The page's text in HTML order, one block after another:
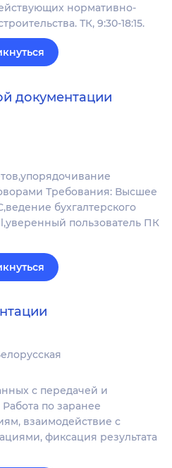
нормативно-
ТК, 9:30-18:15.
документации
Требования: Высшее
бухгалтерского
пользователь ПК
с передачей и
по заранее
взаимодействие с
фиксация результата